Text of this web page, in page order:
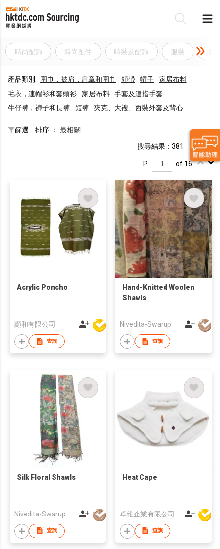
時尚配飾 時尚配件 時裝及配飾 服裝
產品類別: 圍巾，披肩，肩章和圍巾 領帶 帽子
家居布料
毛衣，連帽衫和套頭衫
家居布料
手套及連指手套
牛仔褲，褲子和長褲
短褲 夾克、大褸、西裝外套及背心
篩選 排序 ： 最相關
搜尋結果：381
P. of 16
Acrylic Poncho
顯和有限公司
查詢
Hand-Knitted Woolen
Shawls
Nivedita-Swarup
查詢
Silk Floral Shawls
Nivedita-Swarup
查詢
Heat Cape
卓維企業有限公司
查詢